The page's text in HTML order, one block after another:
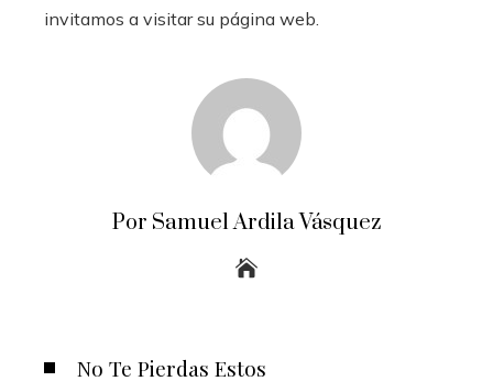
invitamos a visitar su página web.
Por Samuel Ardila Vásquez
No Te Pierdas Estos